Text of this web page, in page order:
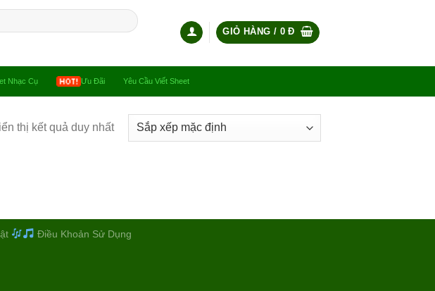
GIỎ HÀNG / 0Đ
Nhạc Cụ Ưu Đãi Yêu Cầu Viết Sheet
thị kết quả duy nhất
Điều Khoản Sử Dụng